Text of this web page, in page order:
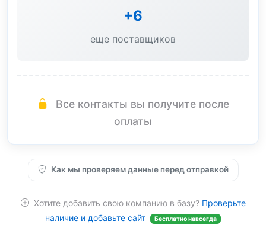
+6
еще поставщиков
Все контакты вы получите после
оплаты
Как мы проверяем данные перед отправкой
Хотите добавить свою компанию в базу? Проверьте
наличие и добавьте сайт
Бесплатно навсегда